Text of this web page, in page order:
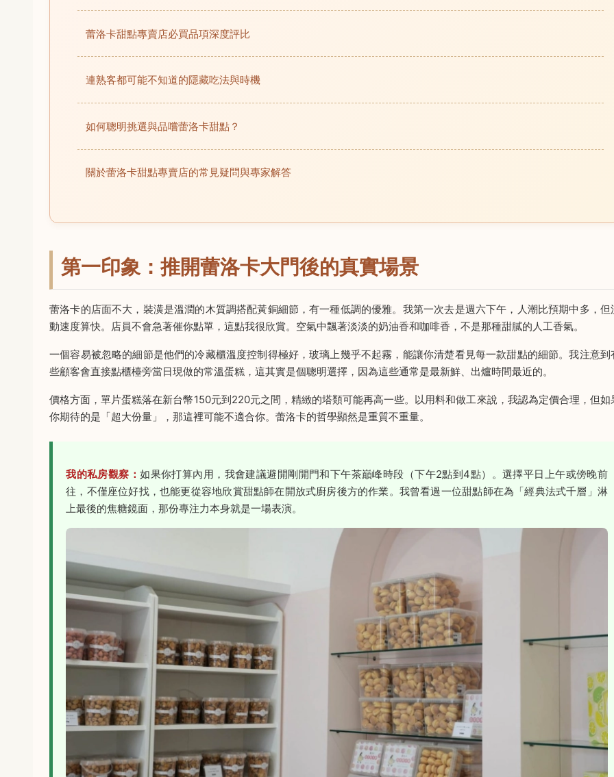
蕾洛卡甜點專賣店必買品項深度評比
連熟客都可能不知道的隱藏吃法與時機
如何聰明挑選與品嚐蕾洛卡甜點？
關於蕾洛卡甜點專賣店的常見疑問與專家解答
第一印象：推開蕾洛卡大門後的真實場景
蕾洛卡的店面不大，裝潢是溫潤的木質調搭配黃銅細節，有一種低調的優雅。我第一次去是週六下午，人潮比預期中多，但
動速度算快。店員不會急著催你點單，這點我很欣賞。空氣中飄著淡淡的奶油香和咖啡香，不是那種甜膩的人工香氣。
一個容易被忽略的細節是他們的冷藏櫃溫度控制得極好，玻璃上幾乎不起霧，能讓你清楚看見每一款甜點的細節。我注意到
些顧客會直接點櫃檯旁當日現做的常溫蛋糕，這其實是個聰明選擇，因為這些通常是最新鮮、出爐時間最近的。
價格方面，單片蛋糕落在新台幣150元到220元之間，精緻的塔類可能再高一些。以用料和做工來說，我認為定價合理，但如
你期待的是「超大份量」，那這裡可能不適合你。蕾洛卡的哲學顯然是重質不重量。
我的私房觀察：如果你打算內用，我會建議避開剛開門和下午茶巔峰時段（下午2點到4點）。選擇平日上午或傍晚前
往，不僅座位好找，也能更從容地欣賞甜點師在開放式廚房後方的作業。我曾看過一位甜點師在為「經典法式千層」淋
上最後的焦糖鏡面，那份專注力本身就是一場表演。